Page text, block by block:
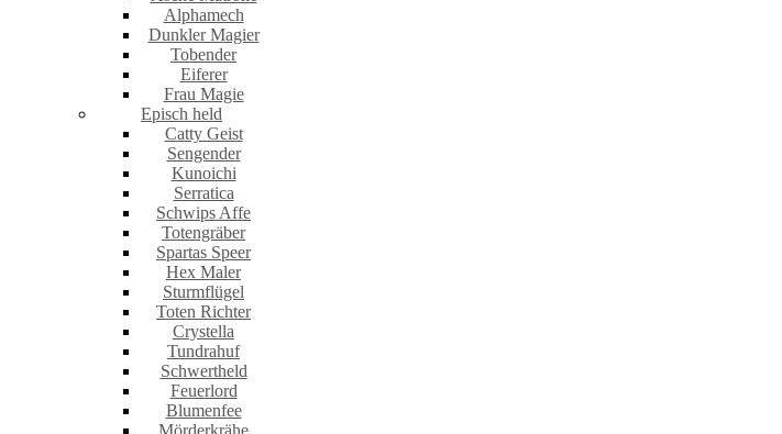
Alphamech
Dunkler Magier
Tobender
Eiferer
Frau Magie
Episch held
Catty Geist
Sengender
Kunoichi
Serratica
Schwips Affe
Totengräber
Spartas Speer
Hex Maler
Sturmflügel
Toten Richter
Crystella
Tundrahuf
Schwertheld
Feuerlord
Blumenfee